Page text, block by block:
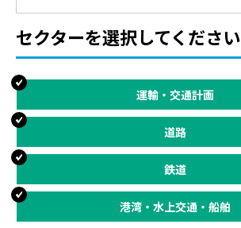
セクターを選択してください
運輸・交通計画
道路
鉄道
港湾・水上交通・船舶